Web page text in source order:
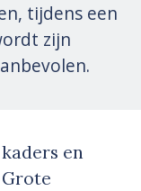
tijdens een
zijn
en